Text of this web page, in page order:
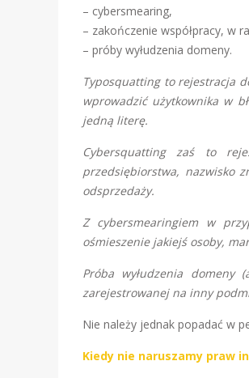
– cybersmearing,
– zakończenie współpracy, w
– próby wyłudzenia domeny.
Typosquatting to rejestracja
wprowadzić użytkownika w
jedną literę.
Cybersquatting zaś to
przedsiębiorstwa, nazwisko
odsprzedaży.
Z cybersmearingiem w
ośmieszenie jakiejś osoby,
Próba wyłudzenia
zarejestrowanej na inny
Nie należy jednak popadać w
Kiedy nie naruszamy praw